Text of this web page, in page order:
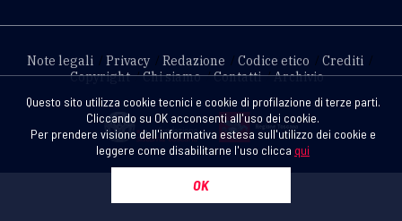
Note legali Privacy Redazione Codice etico
Crediti
Copyright
Chi siamo Contatti Archivio
Questo sito utilizza cookie tecnici e cookie di profilazione di terze parti.
Cliccando su OK acconsenti all'uso dei cookie.
Per prendere visione dell'informativa estesa sull'utilizzo dei cookie e
leggere come disabilitarne l'uso clicca qui
OK